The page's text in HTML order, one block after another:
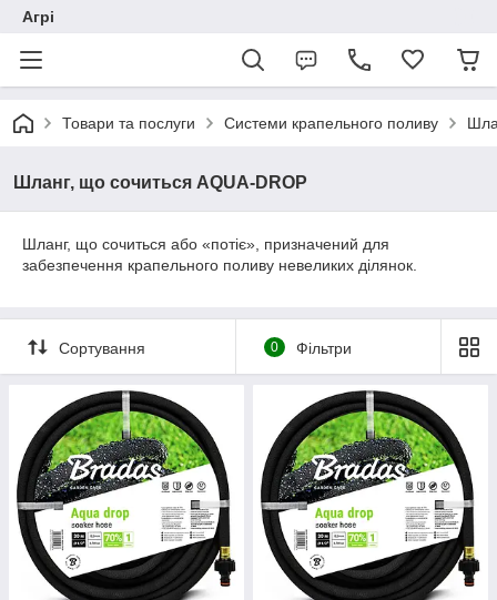
Агрі
Товари та послуги Системи крапельного поливу
Шланг, що сочиться AQUA-DROP
Шланг, що сочиться або «потіє», призначений для
забезпечення крапельного поливу невеликих ділянок.
Сортування 0 Фільтри